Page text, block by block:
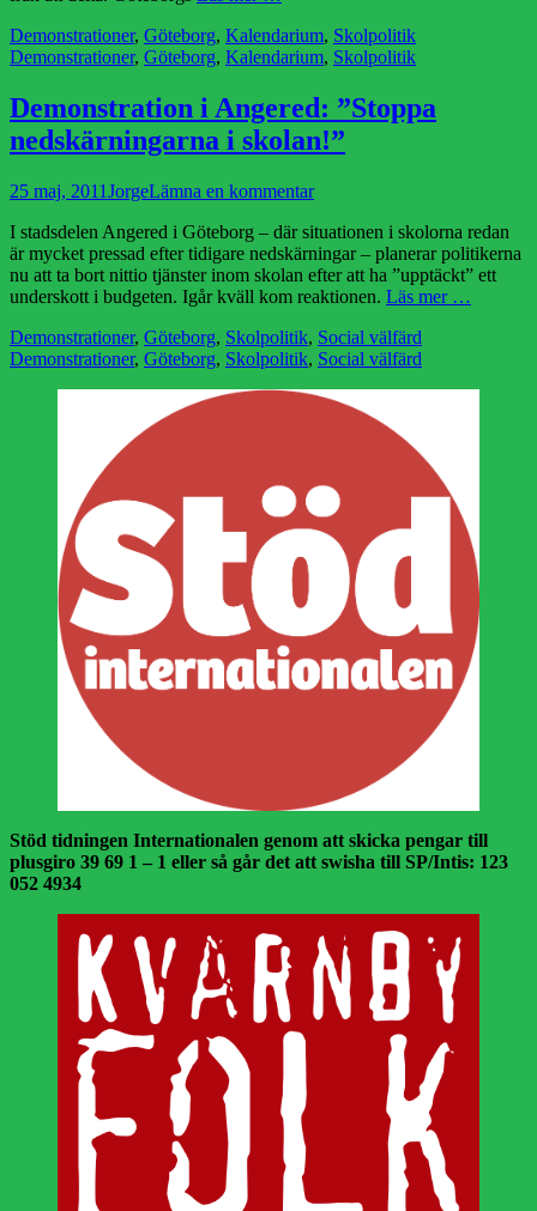
Kategorier
Demonstrationer, Göteborg, Kalendarium, SkolpolitikEtiketter
Demonstrationer, Göteborg, Kalendarium, Skolpolitik
Demonstration i Angered: ”Stoppa
nedskärningarna i skolan!”
Publicerad
25 maj, 2011 Författare
JorgeLämna en kommentar
I stadsdelen Angered i Göteborg – där situationen i skolorna redan
är mycket pressad efter tidigare nedskärningar – planerar politikerna
nu att ta bort nittio tjänster inom skolan efter att ha ”upptäckt” ett
underskott i budgeten. Igår kväll kom reaktionen. Läs mer …
Kategorier
Demonstrationer, Göteborg, Skolpolitik, Social välfärd
Demonstrationer, Göteborg, Skolpolitik, Social välfärd
Stöd tidningen Internationalen genom att skicka pengar till
plusgiro 39 69 1 – 1 eller så går det att swisha till SP/Intis: 123
052 4934